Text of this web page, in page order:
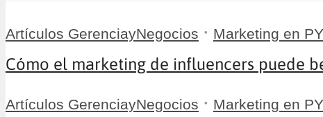
Artículos GerenciayNegocios • Marketing en
Cómo el marketing de influencers puede
Artículos GerenciayNegocios • Marketing en